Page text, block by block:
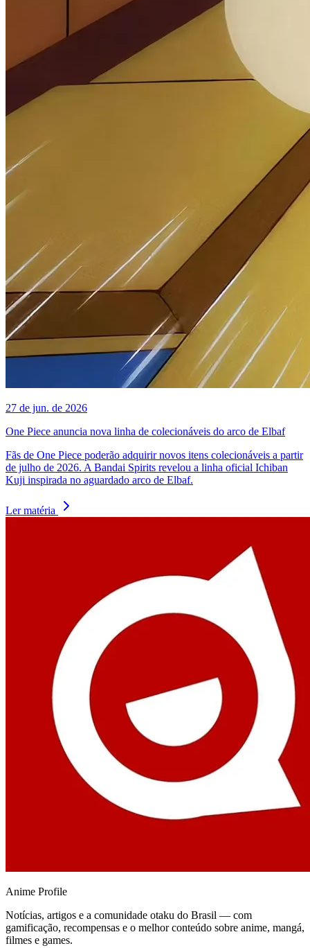
27 de jun. de 2026
One Piece anuncia nova linha de colecionáveis do arco de Elbaf
Fãs de One Piece poderão adquirir novos itens colecionáveis a partir
de julho de 2026. A Bandai Spirits revelou a linha oficial Ichiban
Kuji inspirada no aguardado arco de Elbaf.
Ler matéria
Anime Profile
Notícias, artigos e a comunidade otaku do Brasil — com
gamificação, recompensas e o melhor conteúdo sobre anime, mangá,
filmes e games.